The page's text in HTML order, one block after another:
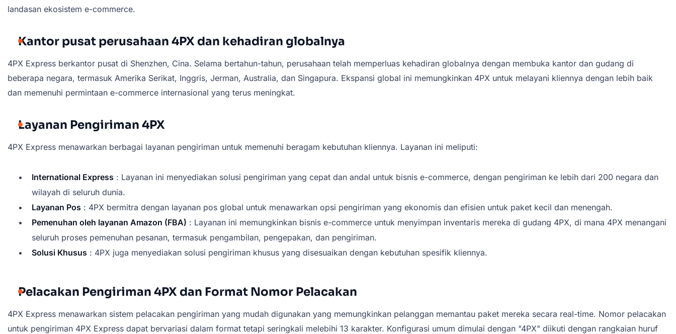
landasan ekosistem e-commerce.
Kantor pusat perusahaan 4PX dan kehadiran globalnya
4PX Express berkantor pusat di Shenzhen, Cina. Selama bertahun-tahun, perusahaan telah memperluas kehadiran globalnya dengan membuka kantor dan gudang di
beberapa negara, termasuk Amerika Serikat, Inggris, Jerman, Australia, dan Singapura. Ekspansi global ini memungkinkan 4PX untuk melayani kliennya dengan lebih baik
dan memenuhi permintaan e-commerce internasional yang terus meningkat.
Layanan Pengiriman 4PX
4PX Express menawarkan berbagai layanan pengiriman untuk memenuhi beragam kebutuhan kliennya. Layanan ini meliputi:
International Express : Layanan ini menyediakan solusi pengiriman yang cepat dan andal untuk bisnis e-commerce, dengan pengiriman ke lebih dari 200 negara dan
wilayah di seluruh dunia.
Layanan Pos : 4PX bermitra dengan layanan pos global untuk menawarkan opsi pengiriman yang ekonomis dan efisien untuk paket kecil dan menengah.
Pemenuhan oleh layanan Amazon (FBA) : Layanan ini memungkinkan bisnis e-commerce untuk menyimpan inventaris mereka di gudang 4PX, di mana 4PX menangani
seluruh proses pemenuhan pesanan, termasuk pengambilan, pengepakan, dan pengiriman.
Solusi Khusus : 4PX juga menyediakan solusi pengiriman khusus yang disesuaikan dengan kebutuhan spesifik kliennya.
Pelacakan Pengiriman 4PX dan Format Nomor Pelacakan
4PX Express menawarkan sistem pelacakan pengiriman yang mudah digunakan yang memungkinkan pelanggan memantau paket mereka secara real-time. Nomor pelacakan
untuk pengiriman 4PX Express dapat bervariasi dalam format tetapi seringkali melebihi 13 karakter. Konfigurasi umum dimulai dengan "4PX" diikuti dengan rangkaian huruf